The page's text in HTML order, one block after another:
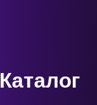
Каталог